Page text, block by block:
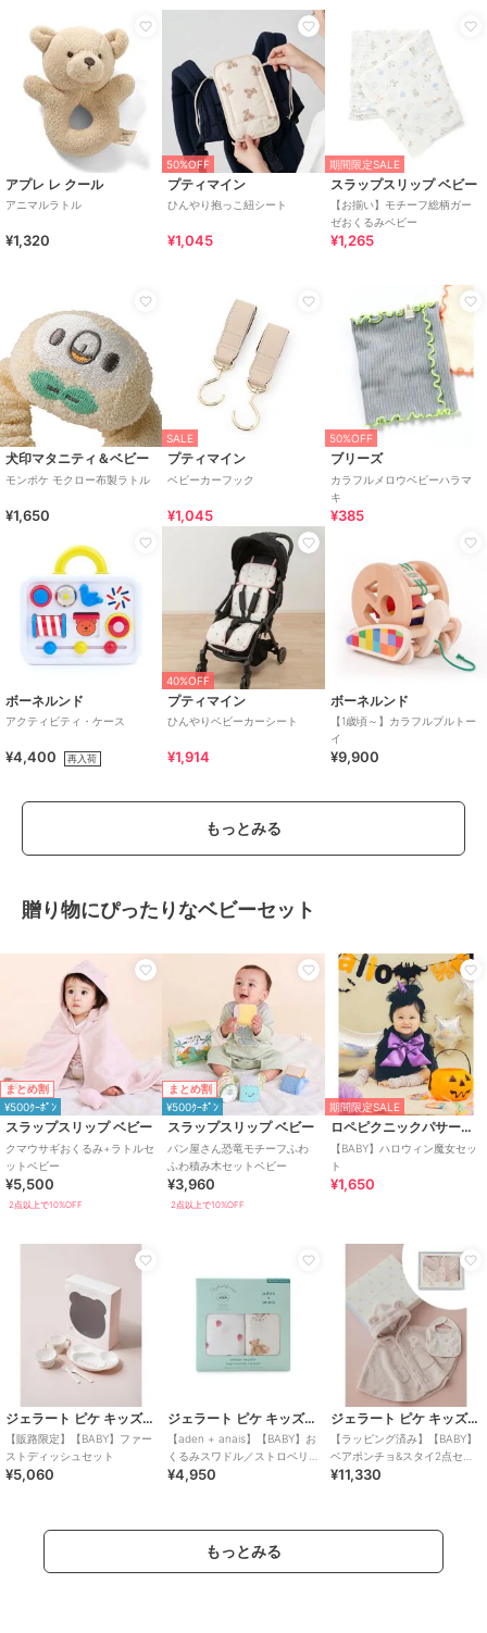
アプレ レ クール
アニマルラトル
¥1,320
50%OFF
プティマイン
ひんやり抱っこ紐シート
¥1,045
期間限定SALE
スラップスリップ ベビー
【お揃い】モチーフ総柄ガー
ゼおくるみベビー
¥1,265
犬印マタニティ＆ベビー
モンポケ モクロー布製ラトル
¥1,650
SALE
プティマイン
ベビーカーフック
¥1,045
50%OFF
ブリーズ
カラフルメロウベビーハラマ
キ
¥385
ボーネルンド
アクティビティ・ケース
¥4,400 再入荷
40%OFF
プティマイン
ひんやりベビーカーシート
¥1,914
ボーネルンド
【1歳頃～】カラフルプルトー
イ
¥9,900
もっとみる
贈り物にぴったりなベビーセット
まとめ割
¥500ｸｰﾎﾟﾝ
スラップスリップ ベビー
クマウサギおくるみ+ラトルセ
ットベビー
¥5,500
2点以上で10%OFF
まとめ割
¥500ｸｰﾎﾟﾝ
スラップスリップ ベビー
パン屋さん恐竜モチーフふわ
ふわ積み木セットベビー
¥3,960
2点以上で10%OFF
期間限定SALE
ロペピクニックパサージュ
【BABY】ハロウィン魔女セッ
ト
¥1,650
ジェラート ピケ キッズ＆ベビー
【販路限定】【BABY】ファー
ストディッシュセット
¥5,060
ジェラート ピケ キッズ＆ベビー
【aden + anais】【BABY】お
くるみスワドル／ストロベリ
ー・ベア／ダイナソー・ベア
¥4,950
ジェラート ピケ キッズ＆ベビー
【ラッピング済み】【BABY】
ベアポンチョ&スタイ2点セッ
ト ギフトBOX
¥11,330
もっとみる